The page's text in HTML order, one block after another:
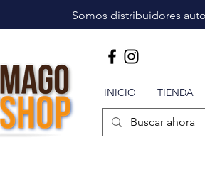
Somos distribuidores
INICIO TIENDA